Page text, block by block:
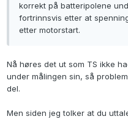
korrekt på batteripolene
fortrinnsvis etter at
etter motorstart.
Nå høres det ut som TS ikke
under målingen sin, så
del.
Men siden jeg tolker at du